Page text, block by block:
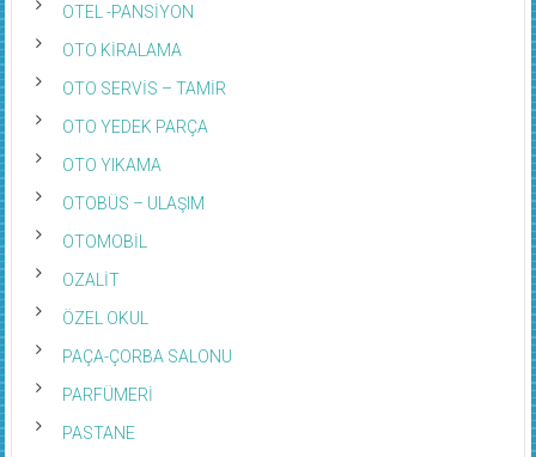
OTEL -PANSİYON
OTO KİRALAMA
OTO SERVİS – TAMİR
OTO YEDEK PARÇA
OTO YIKAMA
OTOBÜS – ULAŞIM
OTOMOBİL
OZALİT
ÖZEL OKUL
PAÇA-ÇORBA SALONU
PARFÜMERİ
PASTANE